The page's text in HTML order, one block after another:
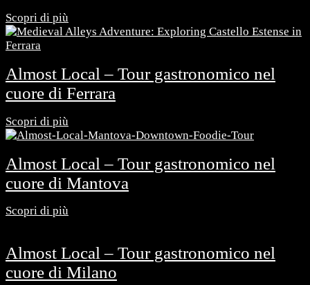
Scopri di più
Almost Local – Tour gastronomico nel
cuore di Ferrara
Scopri di più
Almost Local – Tour gastronomico nel
cuore di Mantova
Scopri di più
Almost Local – Tour gastronomico nel
cuore di Milano